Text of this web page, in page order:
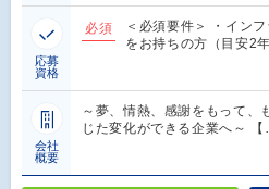
応募
資格
必須
＜必須要件＞ ・イン
をお持ちの方（目安2
会社
概要
～夢、情熱、感謝をもって、
じた変化ができる企業へ～